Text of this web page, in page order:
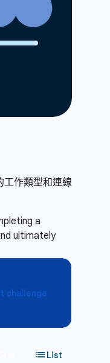
工作類型和連線
a
ultimately
challenge